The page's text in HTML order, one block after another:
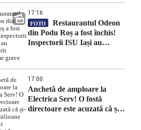
17:16
FOTO
Restaurantul Odeon
din Podu Roș a fost închis!
Inspectorii ISU Iași au
17:00
Anchetă de amploare la
Electrica Serv! O fostă
directoare este acuzată că și-a